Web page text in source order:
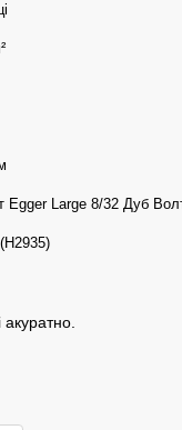
Egger Large 8/32 Дуб
акуратно.